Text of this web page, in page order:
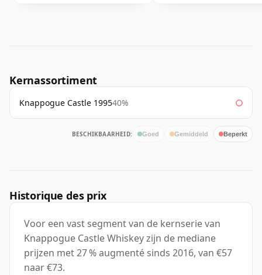
Kernassortiment
Knappogue Castle 199540%
BESCHIKBAARHEID: Goed Gemiddeld Beperkt
Historique des prix
Voor een vast segment van de kernserie van
Knappogue Castle Whiskey zijn de mediane
prijzen met 27 % augmenté sinds 2016, van €57
naar €73.